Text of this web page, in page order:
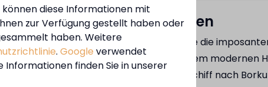
In Parknähe: 20km Eemshaven
Bewundern Sie die
Schiffe in diesem modernen
Sie mit dem Schiff nach
können diese Informationen mit
zur Verfügung gestellt haben oder
haben. Weitere
. Google verwendet
finden Sie in unserer